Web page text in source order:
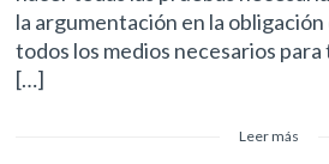
la argumentación en la
todos los medios necesarios
[…]
Leer más